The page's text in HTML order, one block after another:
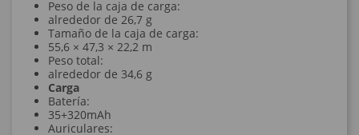
Peso de la caja de carga:
alrededor de 26,7 g
Tamaño de la caja de carga:
55,6 × 47,3 × 22,2 m
Peso total:
alrededor de 34,6 g
Carga
Batería:
35+320mAh
Auriculares: